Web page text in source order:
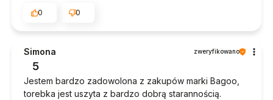
0
0
Simona zweryfikowano
5
Jestem bardzo zadowolona z zakupów marki Bagoo,
torebka jest uszyta z bardzo dobrą starannością.